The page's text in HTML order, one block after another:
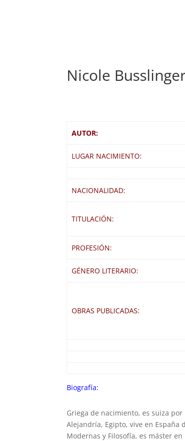
Nicole
AUTOR:
LUGAR NACIMIENTO:
NACIONALIDAD:
TITULACIÓN:
PROFESIÓN:
GÉNERO LITERARIO:
OBRAS PUBLICADAS:
Biografía:
Griega de nacimiento, es suiza
Alejandría, Egipto, vive en España
Modernas y Filosofía, es máster